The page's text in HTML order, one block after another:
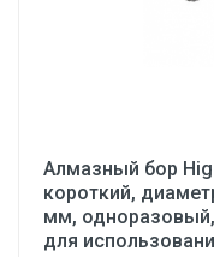
Алмазный бор
короткий,
мм,
для